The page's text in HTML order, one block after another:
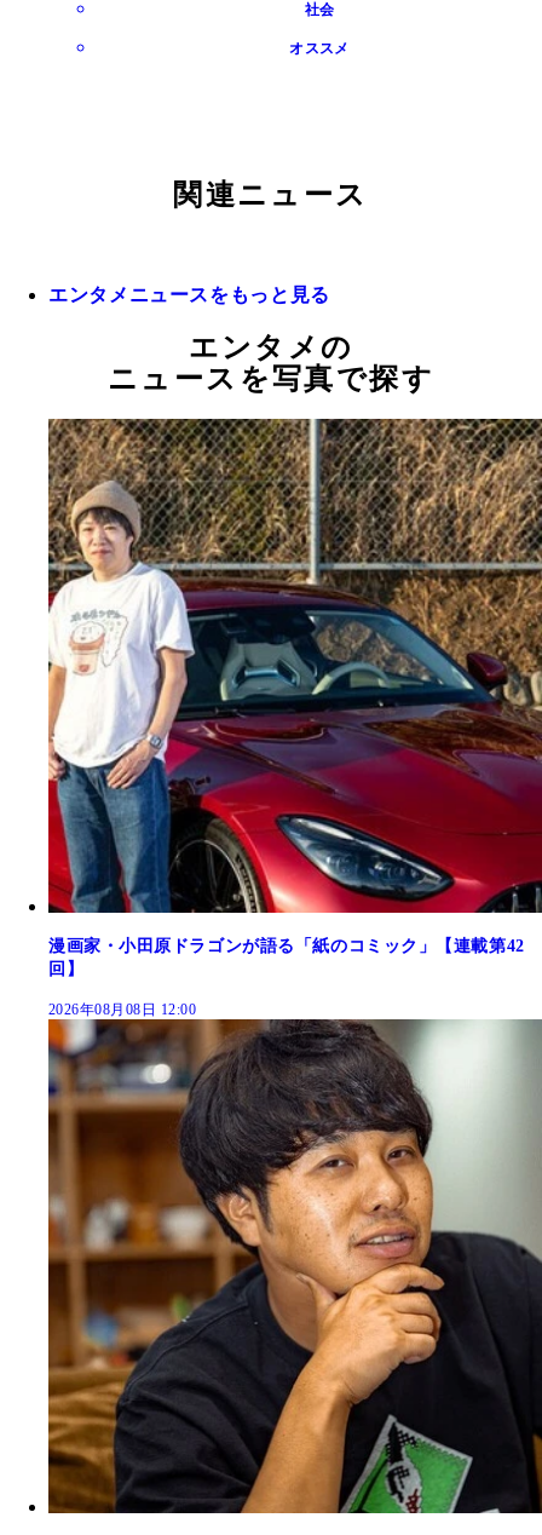
社会
オススメ
関連ニュース
エンタメニュースをもっと見る
エンタメの
ニュースを写真で探す
漫画家・小田原ドラゴンが語る「紙のコミック」【連載第42
回】
2026年08月08日 12:00